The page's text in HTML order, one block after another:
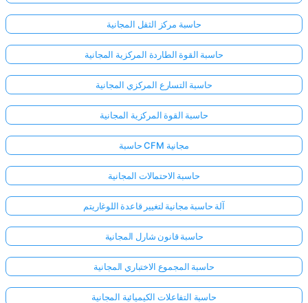
حاسبة مركز الثقل المجانية
حاسبة القوة الطاردة المركزية المجانية
حاسبة التسارع المركزي المجانية
حاسبة القوة المركزية المجانية
حاسبة CFM مجانية
حاسبة الاحتمالات المجانية
آلة حاسبة مجانية لتغيير قاعدة اللوغاريتم
حاسبة قانون شارل المجانية
حاسبة المجموع الاختباري المجانية
حاسبة التفاعلات الكيميائية المجانية